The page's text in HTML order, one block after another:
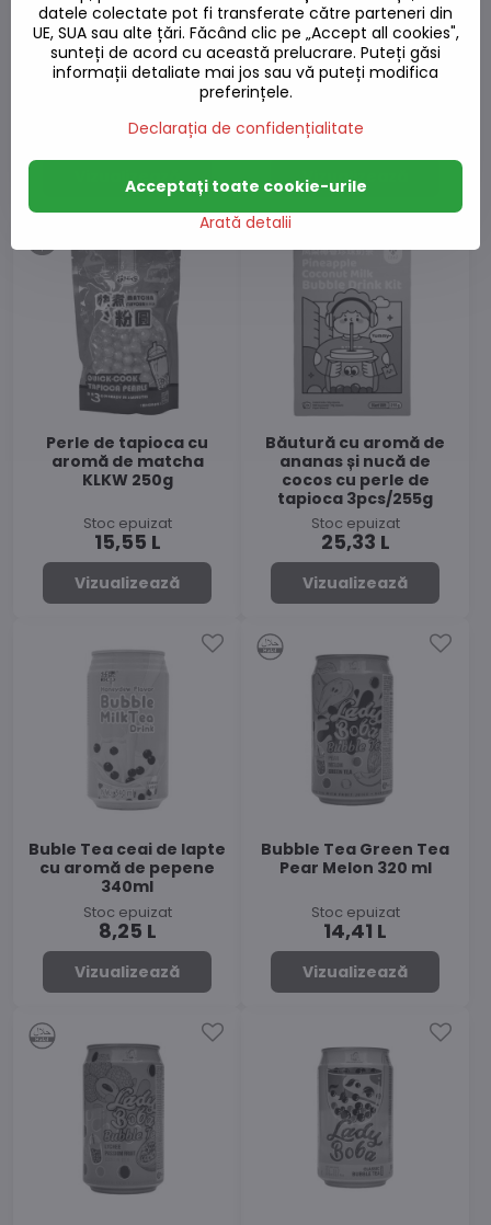
Perle de tapioca cu
aromă de zahăr brun
Stoc epuizat
17,71 L
Vizualizează
Perle de tapioca
amestec de culori
aromate KLKW 250g
Stoc epuizat
16,82 L
Vizualizează
Perle de tapioca cu
aromă de matcha
KLKW 250g
Stoc epuizat
15,55 L
Vizualizează
Băutură cu aromă de
ananas și nucă de
cocos cu perle de
tapioca 3pcs/255g
Stoc epuizat
25,33 L
Vizualizează
Buble Tea ceai de lapte
cu aromă de pepene
340ml
Stoc epuizat
8,25 L
Vizualizează
Bubble Tea Green Tea
Pear Melon 320 ml
Stoc epuizat
14,41 L
Vizualizează
datele colectate pot fi transferate către parteneri din
UE, SUA sau alte țări. Făcând clic pe „Accept all cookies",
sunteți de acord cu această prelucrare. Puteți găsi
informații detaliate mai jos sau vă puteți modifica
preferințele.
Declarația de confidențialitate
Arată detalii
Acceptați toate cookie-urile